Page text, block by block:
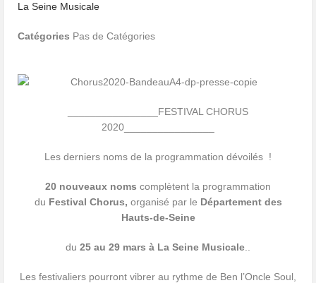
La Seine Musicale
Catégories Pas de Catégories
________________FESTIVAL CHORUS
2020________________
Les derniers noms de la programmation dévoilés !
20 nouveaux noms complètent la programmation
du Festival Chorus, organisé par le Département des
Hauts-de-Seine
du 25 au 29 mars à La Seine Musicale..
Les festivaliers pourront vibrer au rythme de Ben l’Oncle Soul,